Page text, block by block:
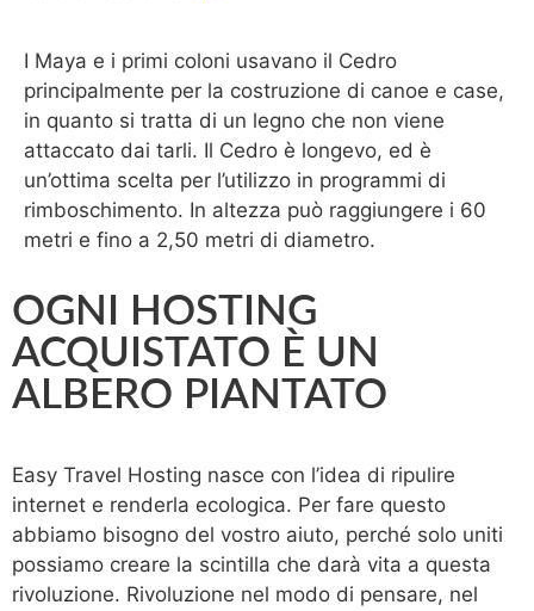
I Maya e i primi coloni usavano il Cedro
principalmente per la costruzione di canoe e case,
in quanto si tratta di un legno che non viene
attaccato dai tarli. Il Cedro è longevo, ed è
un’ottima scelta per l’utilizzo in programmi di
rimboschimento. In altezza può raggiungere i 60
metri e fino a 2,50 metri di diametro.
OGNI HOSTING
ACQUISTATO È UN
ALBERO PIANTATO
Easy Travel Hosting nasce con l’idea di ripulire
internet e renderla ecologica. Per fare questo
abbiamo bisogno del vostro aiuto, perché solo uniti
possiamo creare la scintilla che darà vita a questa
rivoluzione. Rivoluzione nel modo di pensare, nel